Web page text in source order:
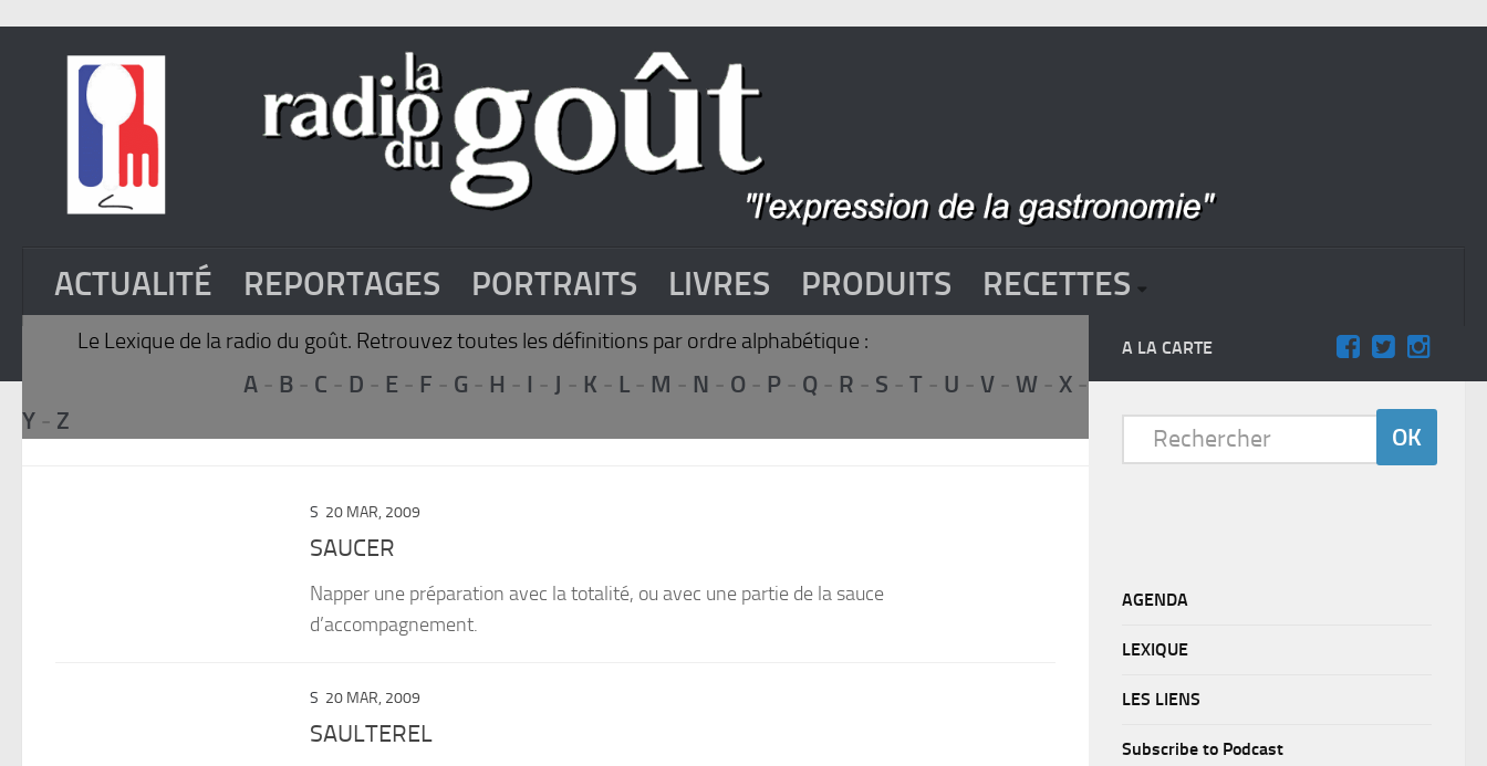
ACTUALITÉ REPORTAGES PORTRAITS LIVRES PRODUITS RECETTES
Le Lexique de la radio du goût. Retrouvez toutes les définitions par ordre alphabétique :
A - B - C - D - E - F - G - H - I - J - K - L - M - N - O - P - Q - R - S - T - U - V - W - X -
Y - Z
S 20 MAR, 2009
SAUCER
Napper une préparation avec la totalité, ou avec une partie de la sauce
d’accompagnement.
S 20 MAR, 2009
SAULTEREL
A LA CARTE
AGENDA
LEXIQUE
LES LIENS
Subscribe to Podcast